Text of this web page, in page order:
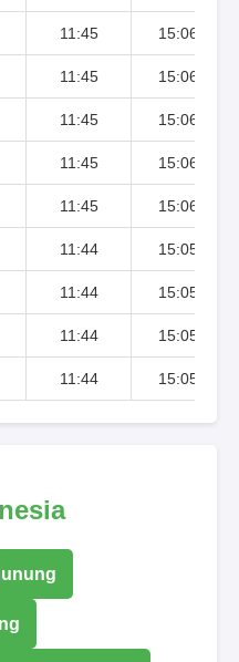
11:45 15:06
11:45 15:06
11:45 15:06
11:45 15:06
11:45 15:06
11:44 15:05
11:44 15:05
11:44 15:05
11:44 15:05